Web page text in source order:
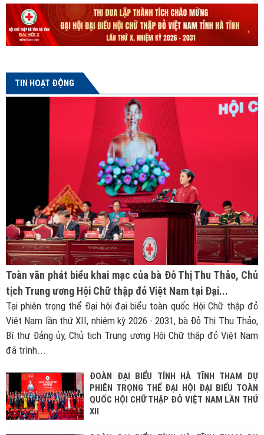
27/07/2026 10:31:00
Lan tỏa nghĩa cử hiến mô, tạng từ Chương trình “Hành trình
Đỏ” lần thứ V tại Hà Tĩnh
TIN HOẠT ĐỘNG
Toàn văn phát biểu khai mạc của bà Đỗ Thị Thu Thảo, Chủ
tịch Trung ương Hội Chữ thập đỏ Việt Nam tại Đại...
Tại phiên trọng thể Đại hội đại biểu toàn quốc Hội Chữ thập đỏ
Việt Nam lần thứ XII, nhiệm kỳ 2026 - 2031, bà Đỗ Thị Thu Thảo,
Bí thư Đảng ủy, Chủ tịch Trung ương Hội Chữ thập đỏ Việt Nam
đã trình...
ĐOÀN ĐẠI BIỂU TỈNH HÀ TĨNH THAM DỰ
PHIÊN TRỌNG THỂ ĐẠI HỘI ĐẠI BIỂU TOÀN
QUỐC HỘI CHỮ THẬP ĐỎ VIỆT NAM LẦN THỨ
XII